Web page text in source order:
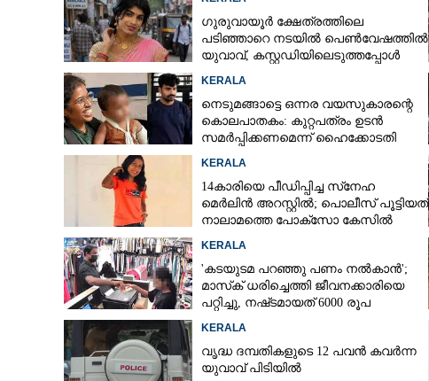
ഗുരുവായൂർ ക്ഷേത്രത്തിലെ
പടിഞ്ഞാറെ നടയിൽ പെൺവേഷത്തിൽ
യുവാവ്,​ കസ്റ്റഡിയിലെടുത്തപ്പോൾ
KERALA
നെടുമങ്ങാട്ടെ ഒന്നര വയസുകാരന്റെ
കൊലപാതകം: കുറ്റപത്രം ഉടൻ
സമർപ്പിക്കണമെന്ന് ഹൈക്കോടതി
KERALA
14കാരിയെ പീഡിപ്പിച്ച സ്‌നേഹ
മെർലിൻ അറസ്റ്റിൽ; പൊലീസ് പൂട്ടിയത്
നാലാമത്തെ പോക്‌സോ കേസിൽ
KERALA
'കടയുടമ പറഞ്ഞു പണം നൽകാൻ';
മാസ്‌ക് ധരിച്ചെത്തി ജീവനക്കാരിയെ
പറ്റിച്ചു, നഷ്‌ടമായത് 6000 രൂപ
KERALA
വൃദ്ധ ദമ്പതികളുടെ 12 പവൻ കവർന്ന
യുവാവ് പിടിയിൽ